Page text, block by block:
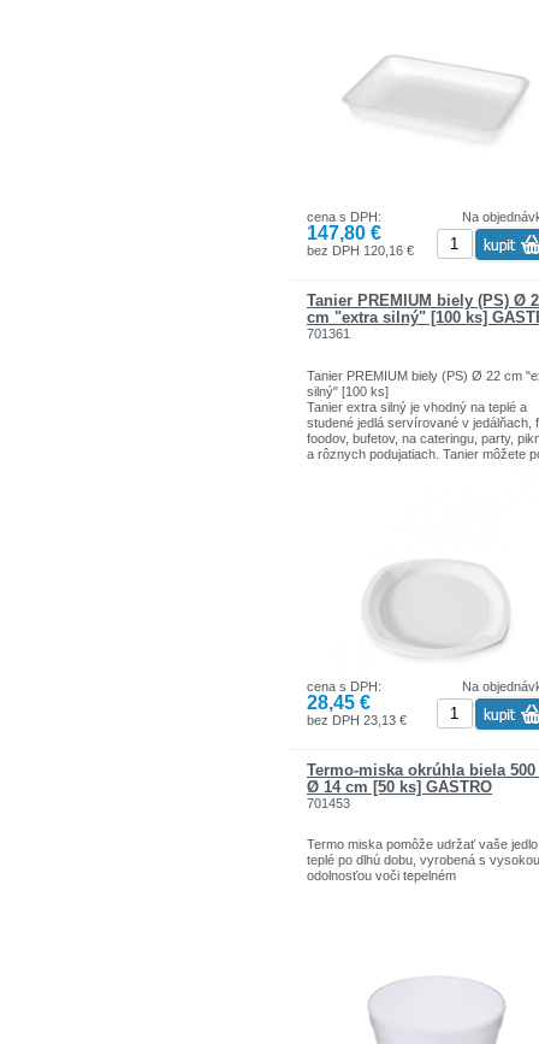
Na
cena s DPH:
147,80 €
bez DPH 120,16 €
Tanier PREMIUM biely (PS) Ø
cm "extra silný" [100 ks]
701361
Tanier PREMIUM biely (PS) Ø 22 cm
silný" [100 ks]
Tanier extra silný je vhodný na teplé a
studené jedlá servírované v jedálňach,
foodov, bufetov, na cateringu, party,
a rôznych podujatiach. Tanier môžete
Na
cena s DPH:
28,45 €
bez DPH 23,13 €
Termo-miska okrúhla biela
Ø 14 cm [50 ks] GASTRO
701453
Termo miska pomôže udržať vaše jedlo
teplé po dlhú dobu, vyrobená s vysokou
odolnosťou voči tepelném